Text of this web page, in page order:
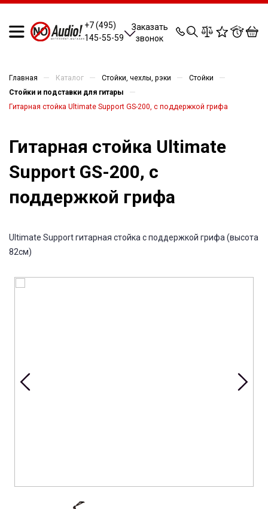
+7 (495)
145-55-59
Заказать
звонок
0 0 0 0
Главная — Каталог — Стойки, чехлы, рэки — Стойки —
Стойки и подставки для гитары —
Гитарная стойка Ultimate Support GS-200, с поддержкой грифа
Гитарная стойка Ultimate
Support GS-200, с
поддержкой грифа
Ultimate Support гитарная стойка с поддержкой грифа (высота
82см)